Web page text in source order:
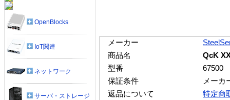
メーカー
商品名
QcK
型番
67500
保証条件
メーカ
返品について
特定商
OpenBlocks
IoT関連
ネットワーク
サーバ・ストレージ